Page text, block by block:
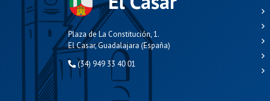
Plaza de La Constitución, 1.
El Casar, Guadalajara (España)
(34) 949 33 40 01